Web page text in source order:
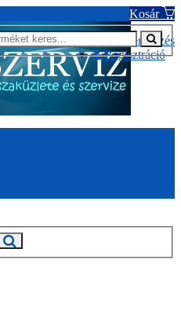
Kosár
Bejelentkezés
Regisztráció